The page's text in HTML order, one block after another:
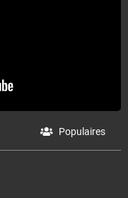
Populaires